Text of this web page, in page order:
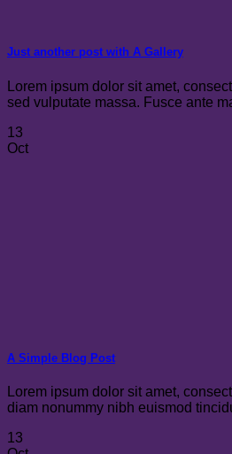
Just another post with A Gallery
Lorem ipsum dolor sit amet,
sed vulputate massa. Fusce ante
13
Oct
A Simple Blog Post
Lorem ipsum dolor sit amet,
diam nonummy nibh euismod
13